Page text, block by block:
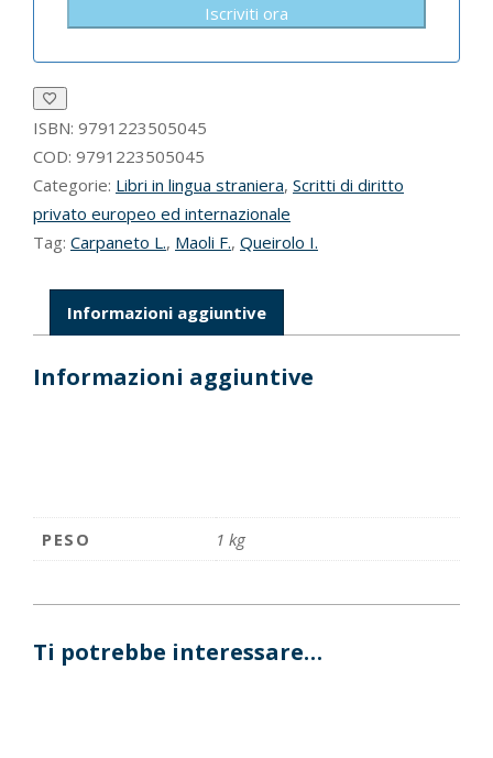
Iscriviti ora
ISBN: 9791223505045
COD: 9791223505045
Categorie: Libri in lingua straniera, Scritti di diritto
privato europeo ed internazionale
Tag: Carpaneto L., Maoli F., Queirolo I.
Informazioni aggiuntive
Informazioni aggiuntive
PESO 1 kg
Ti potrebbe interessare…